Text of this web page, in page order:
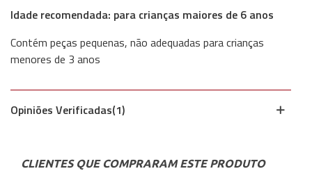
Idade recomendada: para crianças maiores de 6 anos
Contém peças pequenas, não adequadas para crianças
menores de 3 anos
Opiniões Verificadas(1)
CLIENTES QUE COMPRARAM ESTE PRODUTO